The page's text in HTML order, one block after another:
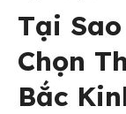
Tại
Chọn
Bắc